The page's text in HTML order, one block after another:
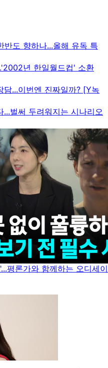
도 향하나...올해 유독 특
년 한일월드컵' 소환
...이번엔 진짜일까? [Y녹
벌써 두려워지는 시나리오
평론가와 함께하는 오디세